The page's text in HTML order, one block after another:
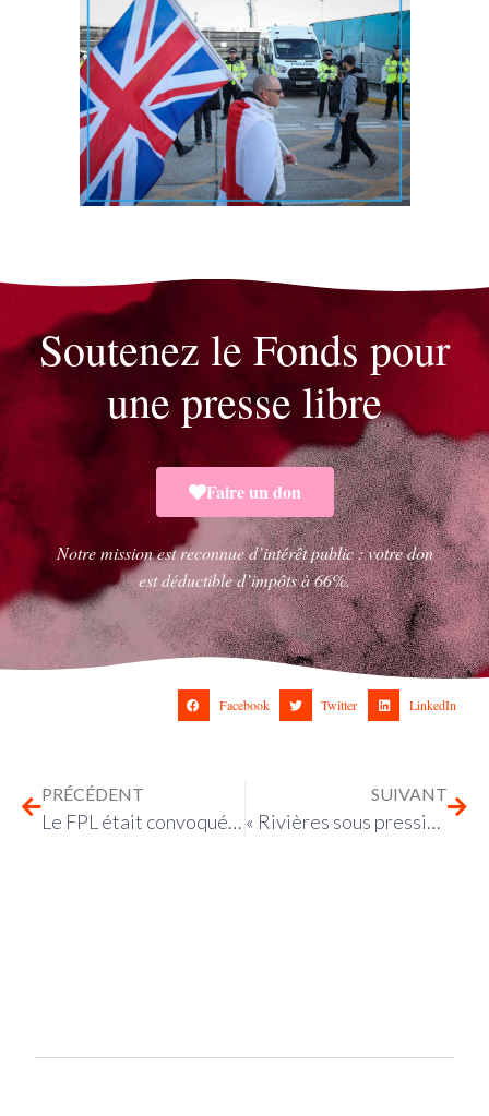
Soutenez le Fonds pour
une presse libre
Faire un don
Notre mission est reconnue d’intérêt public : votre don
est déductible d’impôts à 66%.
Facebook Twitter LinkedIn
PRÉCÉDENT
Le FPL était convoqué à la « Bollo Night » d’Au Poste
SUIVANT
« Rivières sous pression » : enquête inédite sur la pollution de nos cours d’eau